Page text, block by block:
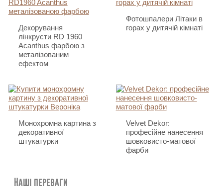
Декорування
лінкрусти RD 1960
Acanthus фарбою з
металізованим
ефектом
Фотошпалери Літаки в
горах у дитячій кімнаті
Монохромна картина з
декоративної
штукатурки
Velvet Dekor:
професійне нанесення
шовковисто-матової
фарби
Наші переваги